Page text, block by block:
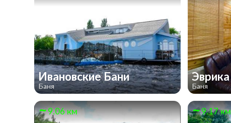
Ивановские Бани
Баня Баня
9.06 км 9.17 км